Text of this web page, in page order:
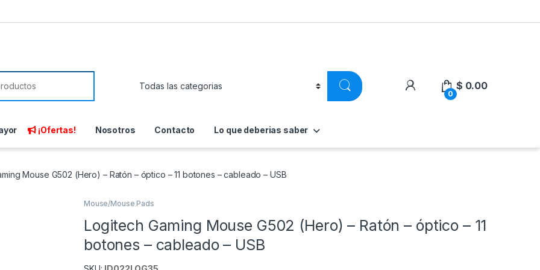
0
$ 0.00
¡Ofertas! Nosotros Contacto Lo que deberias saber
Mouse G502 (Hero) – Ratón – óptico – 11 botones – cableado – USB
Mouse/Mouse Pads
Logitech Gaming Mouse G502 (Hero) – Ratón – óptico – 11
botones – cableado – USB